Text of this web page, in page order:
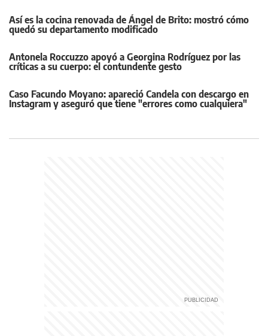
Así es la cocina renovada de Ángel de Brito: mostró cómo
quedó su departamento modificado
Antonela Roccuzzo apoyó a Georgina Rodríguez por las
críticas a su cuerpo: el contundente gesto
Caso Facundo Moyano: apareció Candela con descargo en
Instagram y aseguró que tiene "errores como cualquiera"